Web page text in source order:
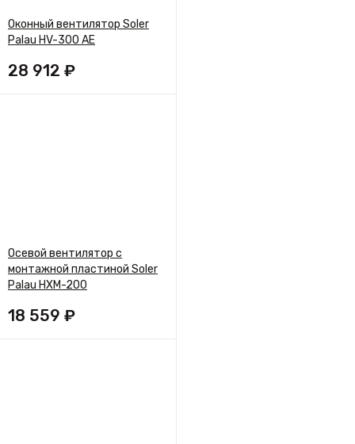
Оконный вентилятор Soler
Palau HV-300 AE
28 912 ₽
Осевой вентилятор с
монтажной пластиной Soler
Palau HXM-200
18 559 ₽